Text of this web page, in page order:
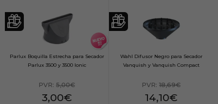
Parlux Boquilla Estrecha para Secador
Parlux 3500 y 3500 Ionic
PVR: 5,00€
3,00€
Wahl Difusor Negro para Secador
Vanquish y Vanquish Compact
PVR: 18,69€
14,10€